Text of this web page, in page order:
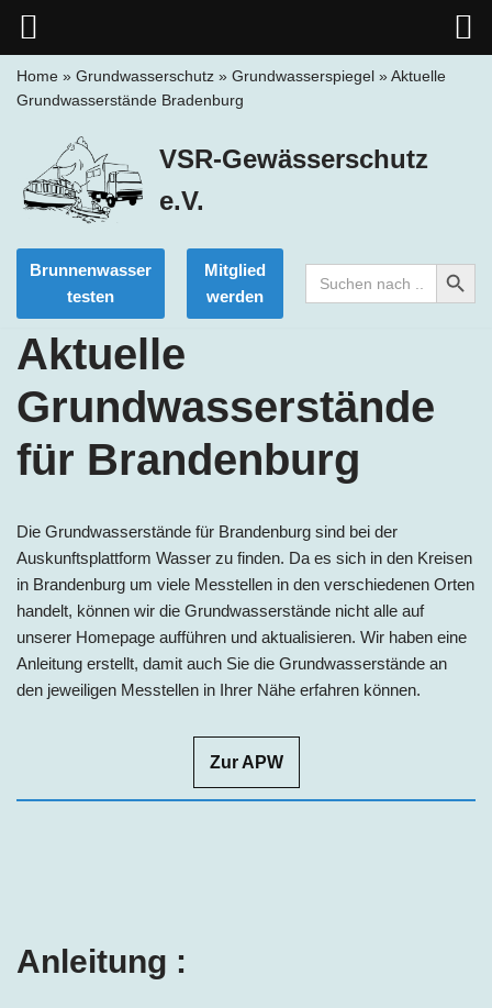
springen
Home » Grundwasserschutz » Grundwasserspiegel »Aktuelle
Grundwasserstände Bradenburg
VSR-Gewässerschutz
e.V.
Brunnenwasser
testen
Mitglied
werden
Search
for:
Search Button
Aktuelle
Grundwasserstände
für Brandenburg
Die Grundwasserstände für Brandenburg sind bei der
Auskunftsplattform Wasser zu finden. Da es sich in den Kreisen
in Brandenburg um viele Messtellen in den verschiedenen Orten
handelt, können wir die Grundwasserstände nicht alle auf
unserer Homepage aufführen und aktualisieren. Wir haben eine
Anleitung erstellt, damit auch Sie die Grundwasserstände an
den jeweiligen Messtellen in Ihrer Nähe erfahren können.
Zur APW
Anleitung :